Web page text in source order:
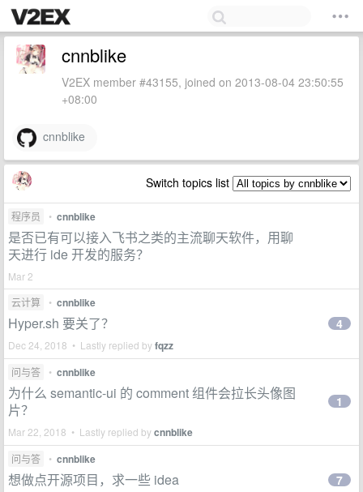
cnnblike
V2EX member #43155, joined on 2013-08-04 23:50:55
+08:00
cnnblike
Switch topics list
程序员 • cnnblike
是否已有可以接入飞书之类的主流聊天软件，用聊
天进行 ide 开发的服务？
Mar 2
云计算
• cnnblike
Hyper.sh 要关了？
Dec 24, 2018 • Lastly replied byfqzz
4
问与答 • cnnblike
为什么 semantic-ui 的 comment 组件会拉长头像图
片？
Mar 22, 2018 • Lastly replied bycnnblike
1
问与答 • cnnblike
想做点开源项目，求一些 idea 7